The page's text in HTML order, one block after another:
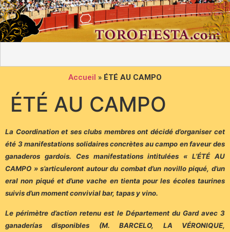
Accueil » ÉTÉ AU CAMPO
ÉTÉ AU CAMPO
La Coordination et ses clubs membres ont décidé d’organiser cet
été 3 manifestations solidaires concrètes au campo en faveur des
ganaderos gardois. Ces manifestations intitulées « L’ÉTÉ AU
CAMPO » s’articuleront autour du combat d’un novillo piqué, d’un
eral non piqué et d’une vache en tienta pour les écoles taurines
suivis d’un moment convivial bar, tapas y vino.
Le périmètre d’action retenu est le Département du Gard avec 3
ganaderías disponibles (M. BARCELO, LA VÉRONIQUE,